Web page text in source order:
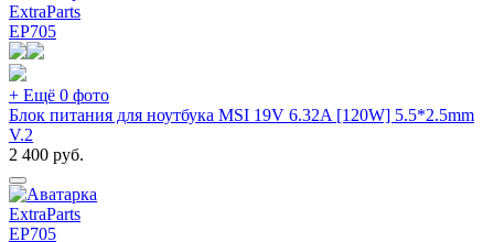
ExtraParts
EP705
+ Ещё 0 фото
Блок питания для ноутбука MSI 19V 6.32A [120W] 5.5*2.5mm
V.2
2 400 руб.
ExtraParts
EP705